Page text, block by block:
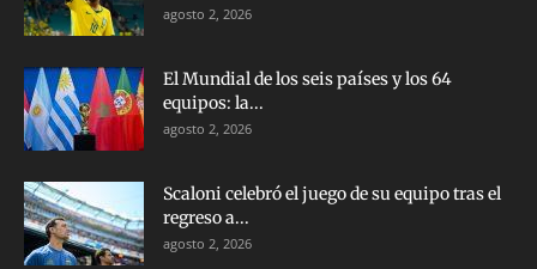
agosto 2, 2026
El Mundial de los seis países y los 64
equipos: la...
agosto 2, 2026
Scaloni celebró el juego de su equipo tras el
regreso a...
agosto 2, 2026